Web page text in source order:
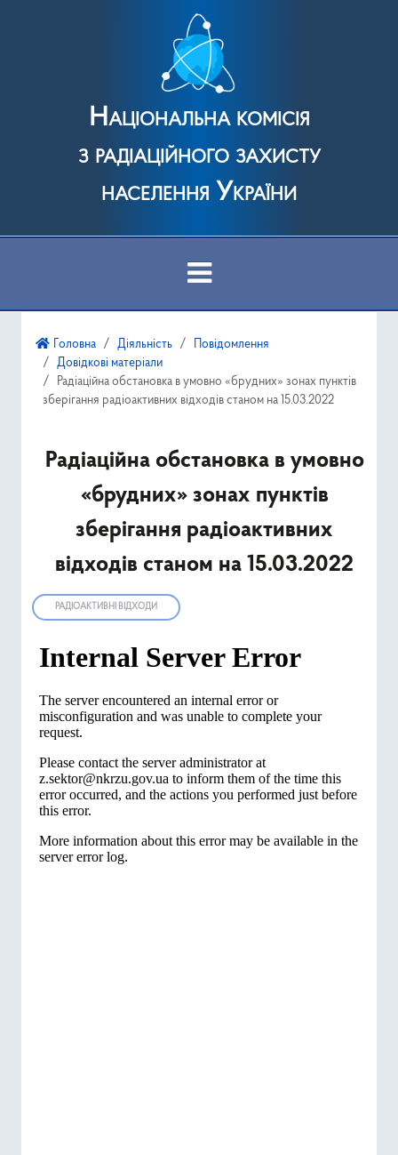
Національна комісія
з радіаційного захисту
населення України
Діяльність
Публічна інформація
Type 2 or
Головна Діяльність
Повідомлення
Довідкові матеріали
Радіаційна обстановка в умовно «брудних» зонах пунктів
зберігання радіоактивних відходів станом на 15.03.2022
Радіаційна обстановка в умовно
«брудних» зонах пунктів
зберігання радіоактивних
відходів станом на 15.03.2022
РАДІОАКТИВНІ ВІДХОДИ